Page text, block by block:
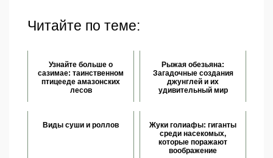
Читайте по теме:
Узнайте больше о
сазимае: таинственном
птицееде амазонских
лесов
Рыжая обезьяна:
Загадочные создания
джунглей и их
удивительный мир
Виды суши и роллов
Жуки голиафы: гиганты
среди насекомых,
которые поражают
воображение